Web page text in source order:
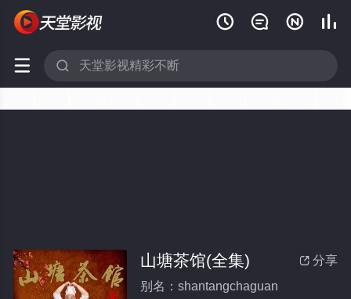
   
 
 分享
山塘茶馆(全集)
别名：shantangchaguan